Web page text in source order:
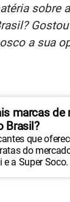
sobre
a sua
marcas
Brasil?
que
do
e a Super Soco.